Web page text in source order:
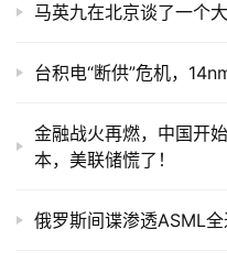
马英九在北京谈了一个大
台积电“断供”危机，
金融战火再燃，中国开
本，美联储慌了！
俄罗斯间谍渗透ASML